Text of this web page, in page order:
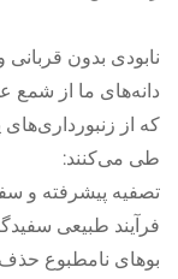
نابودی بدون
که از زنبورداری‌های
طی می‌کنند:
تصفیه پیشرفته و
فرآیند طبیعی
بوهای نامطبوع